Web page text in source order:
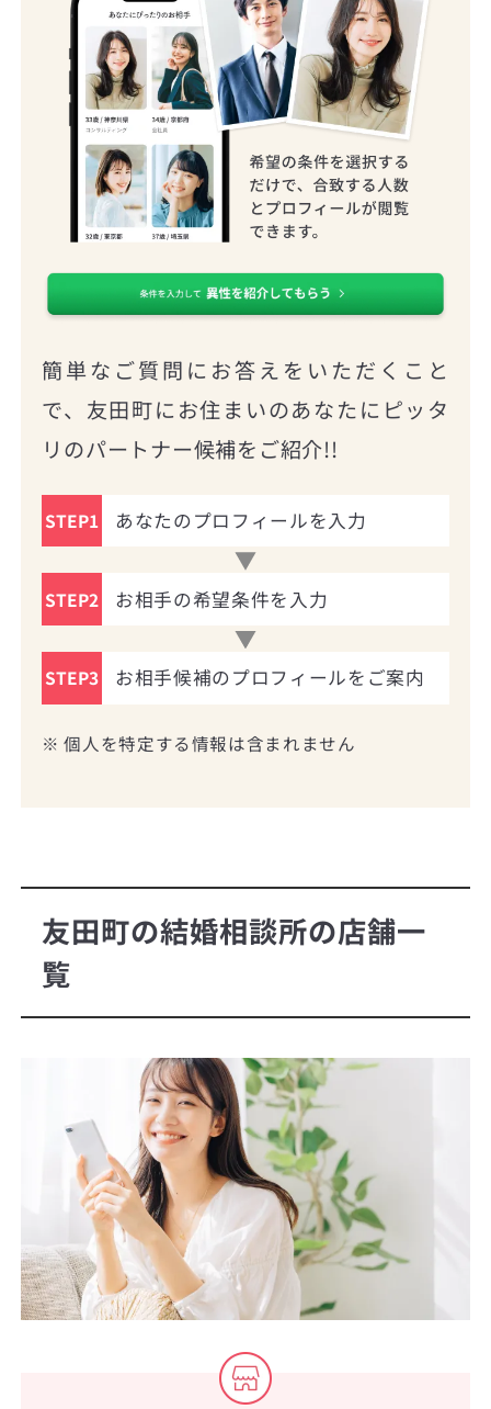
簡単なご質問にお答えをいただくこと
で、友田町にお住まいのあなたにピッタ
リのパートナー候補をご紹介!!
STEP1 あなたのプロフィールを入力
STEP2 お相手の希望条件を入力
STEP3 お相手候補のプロフィールをご案内
※ 個人を特定する情報は含まれません
友田町の結婚相談所の店舗一
覧